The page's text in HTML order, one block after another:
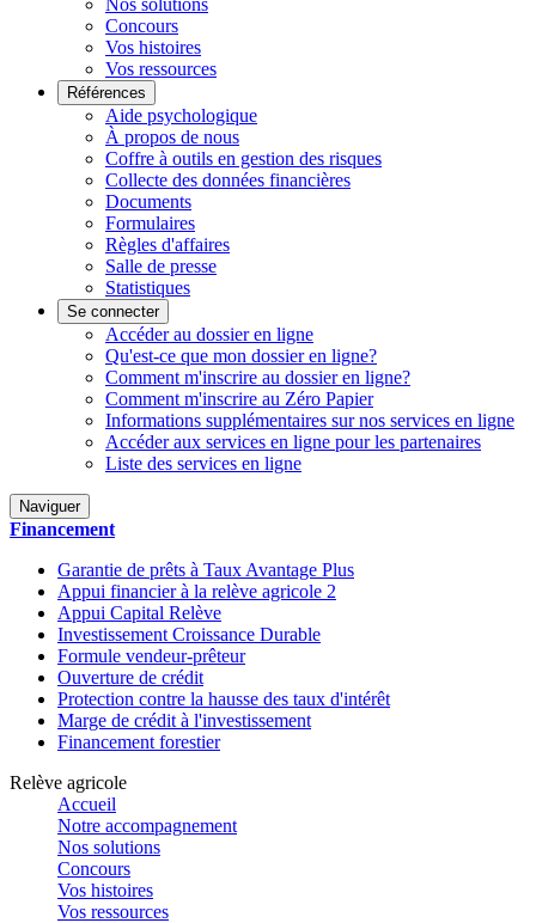
Nos solutions
Concours
Vos histoires
Vos ressources
Références
Aide psychologique
À propos de nous
Coffre à outils en gestion des risques
Collecte des données financières
Documents
Formulaires
Règles d'affaires
Salle de presse
Statistiques
Se connecter
Accéder au dossier en ligne
Qu'est-ce que mon dossier en ligne?
Comment m'inscrire au dossier en ligne?
Comment m'inscrire au Zéro Papier
Informations supplémentaires sur nos services en ligne
Accéder aux services en ligne pour les partenaires
Liste des services en ligne
Naviguer
Financement
Garantie de prêts à Taux Avantage Plus
Appui financier à la relève agricole 2
Appui Capital Relève
Investissement Croissance Durable
Formule vendeur-prêteur
Ouverture de crédit
Protection contre la hausse des taux d'intérêt
Marge de crédit à l'investissement
Financement forestier
Relève agricole
Accueil
Notre accompagnement
Nos solutions
Concours
Vos histoires
Vos ressources